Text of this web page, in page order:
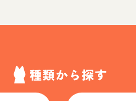
種類から探す